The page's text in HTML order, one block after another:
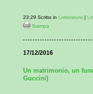
23:29 Scritto in Letteratura |
Stampa
17/12/2016
Un matrimonio, un
Guccini)